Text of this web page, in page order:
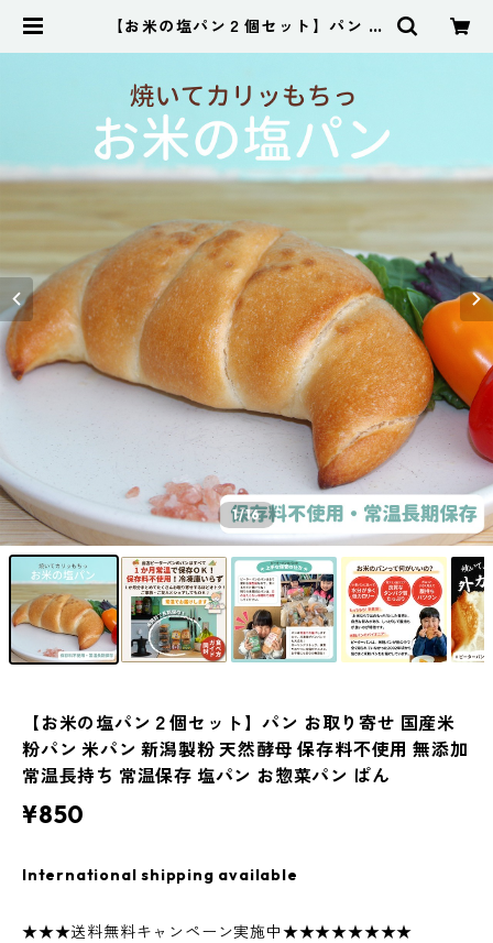
【お米の塩パン２個セット】パン お
常温長持ち 常温保存 塩パン お惣菜
パン ぱん | もっちり米粉と国産小麦
のパン工房ピーターパン
1/16
【お米の塩パン２個セット】パン お取り寄せ 国産米
粉パン 米パン 新潟製粉 天然酵母 保存料不使用 無添加
常温長持ち 常温保存 塩パン お惣菜パン ぱん
¥850
International shipping available
★★★送料無料キャンペーン実施中★★★★★★★★